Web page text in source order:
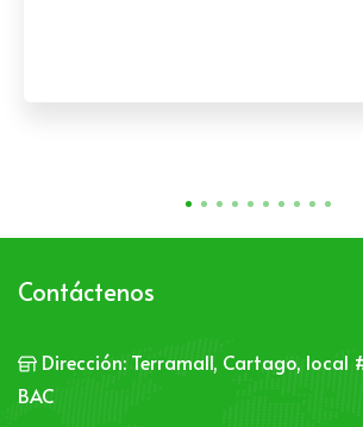
Contáctenos
Dirección: Terramall, Cartago, local
BAC